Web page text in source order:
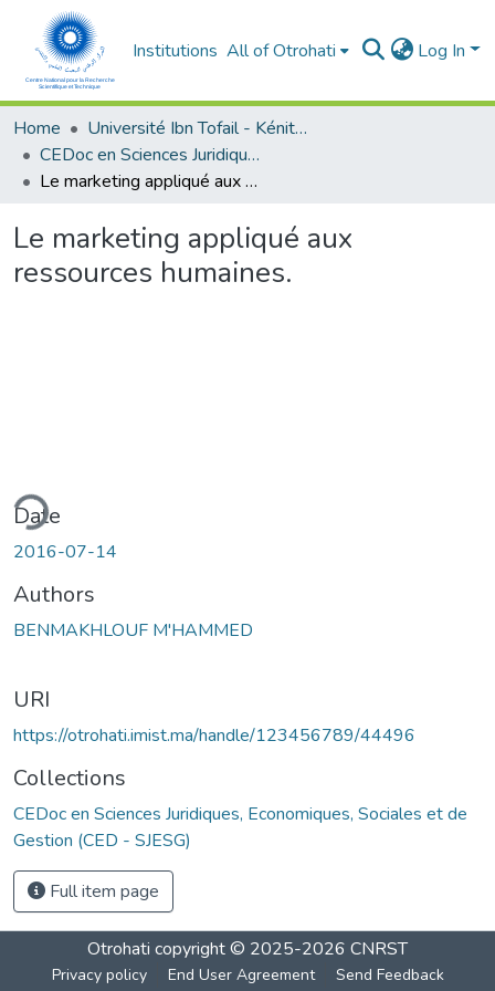
Institutions All of Otrohati Log In
Home
Université Ibn Tofail - Kénitra
CEDoc en Sciences Juridiques, Economiques, Sociales et de Gestion (CED - SJESG)
Le marketing appliqué aux ressources humaines.
Le marketing appliqué aux
ressources humaines.
Date
2016-07-14
Authors
BENMAKHLOUF M'HAMMED
URI
https://otrohati.imist.ma/handle/123456789/44496
Collections
CEDoc en Sciences Juridiques, Economiques, Sociales et de
Gestion (CED - SJESG)
Full item page
Otrohati copyright © 2025-2026 CNRST
Privacy policy End User Agreement Send Feedback